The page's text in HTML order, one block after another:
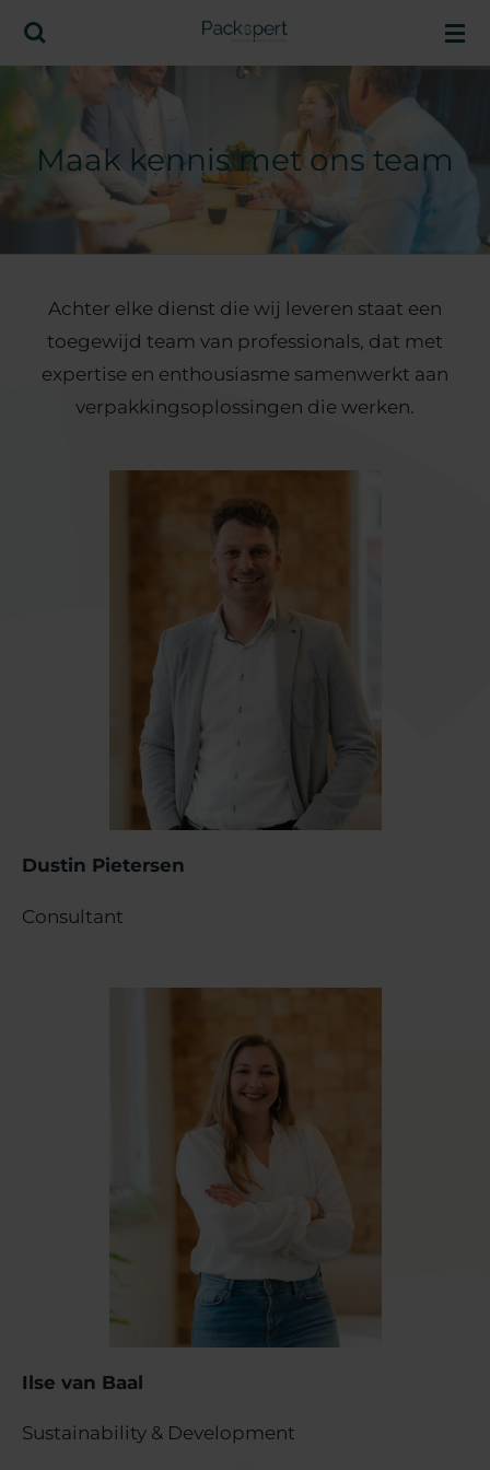
Ga
de
hoofdinhoud
Maak kennis met ons team
Achter elke dienst die wij leveren staat een
toegewijd team van professionals, dat met
expertise en enthousiasme samenwerkt aan
verpakkingsoplossingen die werken.
Dustin Pietersen
Consultant
Ilse van Baal
Sustainability & Development